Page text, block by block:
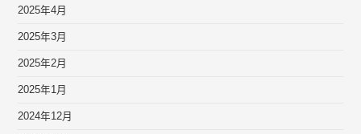
2025年4月
2025年3月
2025年2月
2025年1月
2024年12月